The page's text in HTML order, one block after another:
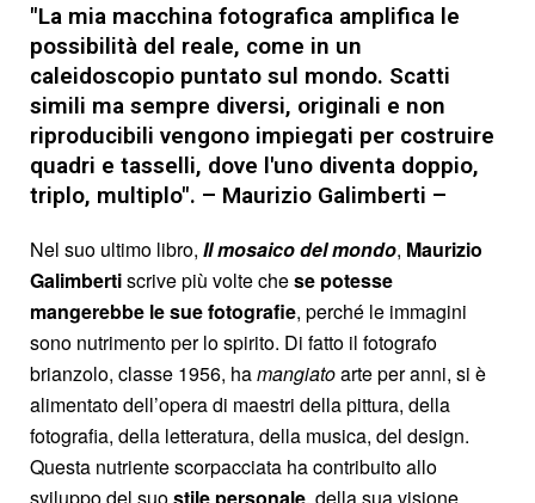
"La mia macchina fotografica amplifica le
possibilità del reale, come in un
caleidoscopio puntato sul mondo. Scatti
simili ma sempre diversi, originali e non
riproducibili vengono impiegati per costruire
quadri e tasselli, dove l'uno diventa doppio,
triplo, multiplo". – Maurizio Galimberti –
Nel suo ultimo libro, Il mosaico del mondo, Maurizio
Galimbertiscrive più volte chese potesse
mangerebbe le sue fotografie, perché le immagini
sono nutrimento per lo spirito. Di fatto il fotografo
brianzolo, classe 1956, hamangiatoarte per anni, si è
alimentato dell’opera di maestri della pittura, della
fotografia, della letteratura, della musica, del design.
Questa nutriente scorpacciata ha contribuito allo
sviluppo del suostile personale, della sua visione